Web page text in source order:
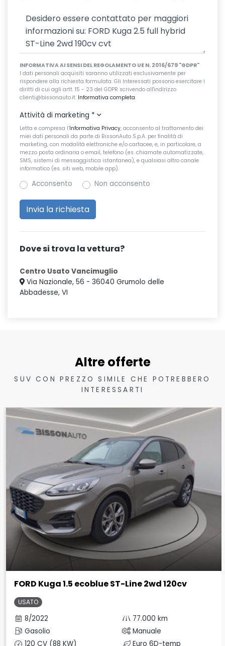
INFORMATIVA AI SENSI DEL REGOLAMENTO UE N. 2016/679 "GDPR"
I dati personali acquisiti saranno utilizzati esclusivamente per
rispondere alla richiesta formulata. Gli Interessati possono esercitare i
diritti di cui agli artt. 15 - 23 del GDPR scrivendo all'indirizzo
clienti@bissonauto.it. Informativa completa.
Attività di marketing *
Letta e compresa l’Informativa Privacy, acconsento al trattamento dei
miei dati personali da parte di BissonAuto S.p.A. per finalità di
marketing, con modalità elettroniche e/o cartacee, e, in particolare, a
mezzo posta ordinaria o email, telefono (es. chiamate automatizzate,
SMS, sistemi di messaggistica istantanea), e qualsiasi altro canale
informatico (es. siti web, mobile app).
Acconsento Non acconsento
Dove si trova la vettura?
Centro Usato Vancimuglio
Via Nazionale, 56 - 36040 Grumolo delle
Abbadesse, VI
Altre offerte
SUV CON PREZZO SIMILE CHE POTREBBERO
INTERESSARTI
FORD Kuga 1.5 ecoblue ST-Line 2wd 120cv
USATO
8/2022
77.000 km
Gasolio
Manuale
120 CV (88 KW)
Euro 6D-temp